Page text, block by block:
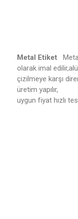
Metal Etiket
olarak imal
çizilmeye karşı
üretim yapılır,
uygun fiyat hızlı